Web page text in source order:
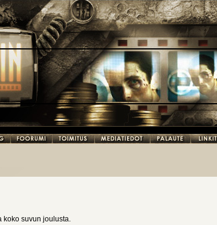
koko suvun joulusta.